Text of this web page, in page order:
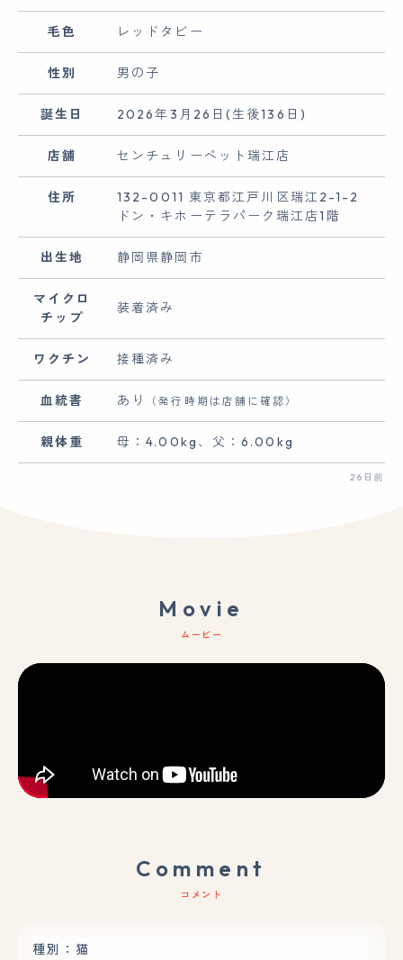
毛色 レッドタビー
性別 男の子
誕生日 2026年3月26日(生後136日)
店舗 センチュリーペット瑞江店
住所
132-0011 東京都江戸川区瑞江2-1-2
ドン・キホーテラパーク瑞江店1階
出生地 静岡県静岡市
マイクロ
チップ
装着済み
ワクチン 接種済み
血統書 あり （発行時期は店舗に確認）
親体重 母：4.00kg、父：6.00kg
26日前
Movie
ムービー
Comment
コメント
種別：猫